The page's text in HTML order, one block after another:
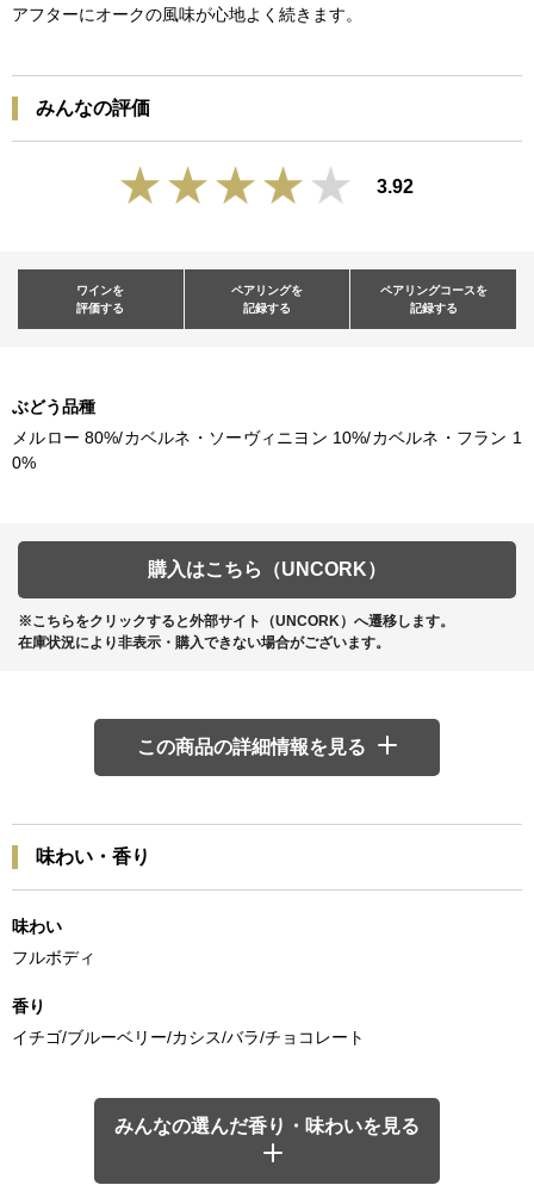
アフターにオークの風味が心地よく続きます。
みんなの評価
3.92
ワインを
評価する
ペアリングを
記録する
ペアリングコースを
記録する
ぶどう品種
メルロー 80%/カベルネ・ソーヴィニヨン 10%/カベルネ・フラン 1
0%
購入はこちら（UNCORK）
※こちらをクリックすると外部サイト（UNCORK）へ遷移します。
在庫状況により非表示・購入できない場合がございます。
この商品の詳細情報を見る
味わい・香り
味わい
フルボディ
香り
イチゴ/ブルーベリー/カシス/バラ/チョコレート
みんなの選んだ香り・味わいを見る